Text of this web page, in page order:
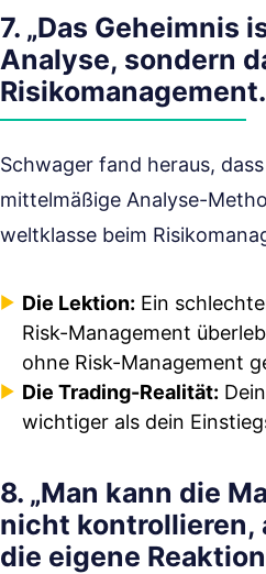
7. „Das Geheimnis
Analyse, sondern
Schwager fand heraus, dass
mittelmäßige Analyse-
weltklasse beim
Die Lektion: Ein
Risk-Management
ohne Risk-Management
Die Trading-Realität:
wichtiger als dein
8. „Man kann die
nicht kontrollieren,
die eigene